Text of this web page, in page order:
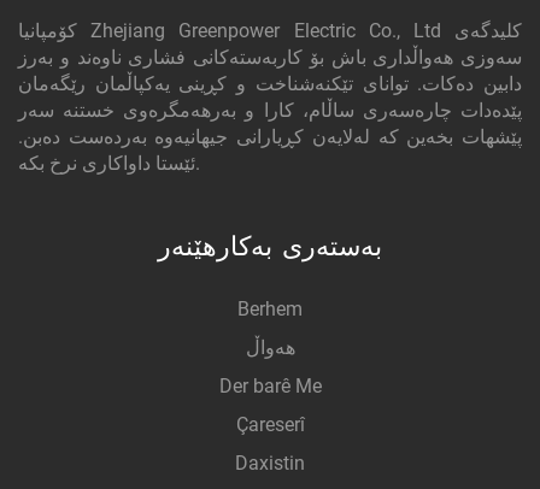
کۆمپانیا Zhejiang Greenpower Electric Co., Ltd کلیدگه‌ی
سەوزی هەواڵداری باش بۆ کاربەستەکانی فشاری ناوەند و بەرز
دابین دەکات. توانای تێکنەشناخت و کڕینی یەکپاڵمان رێگەمان
پێدەدات چارەسەری ساڵام، کارا و بەرهەمگرەوی خستنە سەر
پێشهات بخەین کە لەلایەن کڕیارانی جیهانیەوە بەردەست دەبن.
ئێستا داواکاری نرخ بکە.
بەستەری بەکارهێنەر
Berhem
هەواڵ
Der barê Me
Çareserî
Daxistin